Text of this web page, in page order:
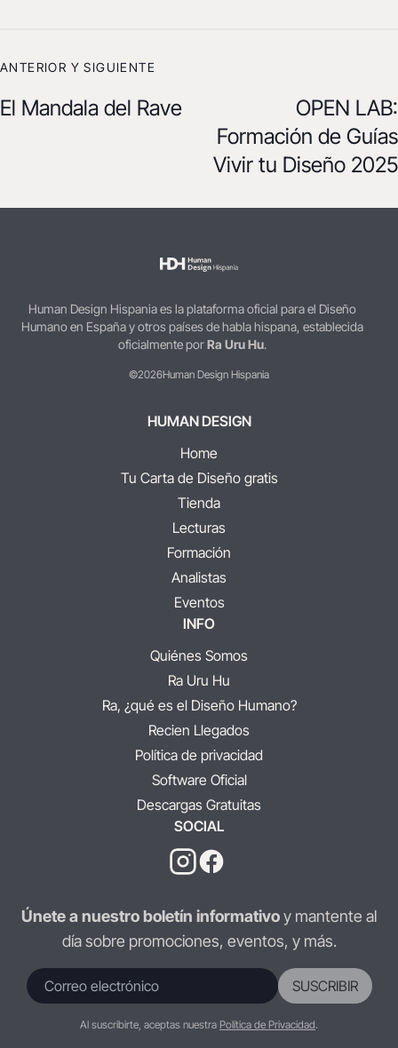
ANTERIOR Y SIGUIENTE
El Mandala del Rave
OPEN LAB:
Formación de Guías
Vivir tu Diseño 2025
Human Design Hispania es la plataforma oficial para el Diseño
Humano en España y otros países de habla hispana, establecida
oficialmente porRa Uru Hu.
©2026Human Design Hispania
HUMAN DESIGN
Home
Tu Carta de Diseño gratis
Tienda
Lecturas
Formación
Analistas
Eventos
INFO
Quiénes Somos
Ra Uru Hu
Ra, ¿qué es el Diseño Humano?
Recien Llegados
Política de privacidad
Software Oficial
Descargas Gratuitas
SOCIAL
Únete a nuestro boletín informativoy mantente al
día sobre promociones, eventos, y más.
SUSCRIBIR
Al suscribirte, aceptas nuestra Política de Privacidad.